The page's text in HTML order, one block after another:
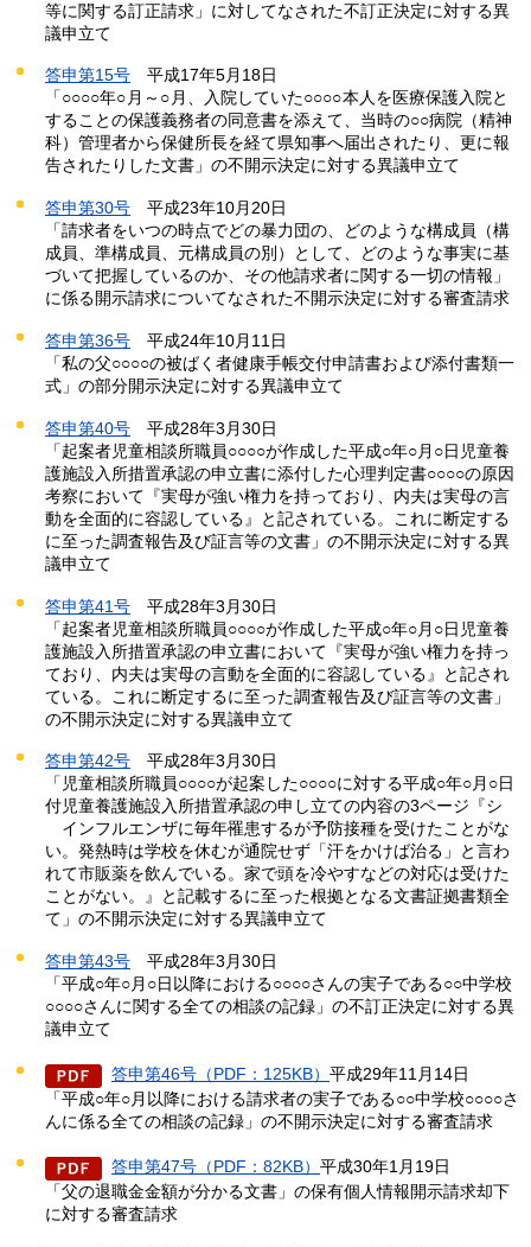
等に関する訂正請求」に対してなされた不訂正決定に対する異
議申立て
答申第15号 平成17年5月18日
「○○○○年○月～○月、入院していた○○○○本人を医療保護入院と
することの保護義務者の同意書を添えて、当時の○○病院（精神
科）管理者から保健所長を経て県知事へ届出されたり、更に報
告されたりした文書」の不開示決定に対する異議申立て
答申第30号 平成23年10月20日
「請求者をいつの時点でどの暴力団の、どのような構成員（構
成員、準構成員、元構成員の別）として、どのような事実に基
づいて把握しているのか、その他請求者に関する一切の情報」
に係る開示請求についてなされた不開示決定に対する審査請求
答申第36号 平成24年10月11日
「私の父○○○○の被ばく者健康手帳交付申請書および添付書類一
式」の部分開示決定に対する異議申立て
答申第40号 平成28年3月30日
「起案者児童相談所職員○○○○が作成した平成○年○月○日児童養
護施設入所措置承認の申立書に添付した心理判定書○○○○の原因
考察において『実母が強い権力を持っており、内夫は実母の言
動を全面的に容認している』と記されている。これに断定する
に至った調査報告及び証言等の文書」の不開示決定に対する異
議申立て
答申第41号 平成28年3月30日
「起案者児童相談所職員○○○○が作成した平成○年○月○日児童養
護施設入所措置承認の申立書において『実母が強い権力を持っ
ており、内夫は実母の言動を全面的に容認している』と記され
ている。これに断定するに至った調査報告及び証言等の文書」
の不開示決定に対する異議申立て
答申第42号 平成28年3月30日
「児童相談所職員○○○○が起案した○○○○に対する平成○年○月○日
付児童養護施設入所措置承認の申し立ての内容の3ページ『シ
イ ンフルエンザに毎年罹患するが予防接種を受けたことがな
い。発熱時は学校を休むが通院せず「汗をかけば治る」と言わ
れて市販薬を飲んでいる。家で頭を冷やすなどの対応は受けた
ことがない。』と記載するに至った根拠となる文書証拠書類全
て」の不開示決定に対する異議申立て
答申第43号 平成28年3月30日
「平成○年○月○日以降における○○○○さんの実子である○○中学校
○○○○さんに関する全ての相談の記録」の不訂正決定に対する異
議申立て
答申第46号（PDF：125KB） 平成29年11月14日
「平成○年○月以降における請求者の実子である○○中学校○○○○さ
んに係る全ての相談の記録」の不開示決定に対する審査請求
答申第47号（PDF：82KB） 平成30年1月19日
「父の退職金金額が分かる文書」の保有個人情報開示請求却下
に対する審査請求